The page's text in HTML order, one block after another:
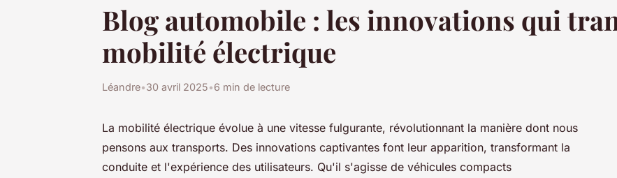
Blog automobile : les innovations qui
mobilité électrique
Léandre•30 avril 2025•6 min de lecture
La mobilité électrique évolue à une vitesse fulgurante, révolutionnant la manière dont nous
pensons aux transports. Des innovations captivantes font leur apparition, transformant la
conduite et l'expérience des utilisateurs. Qu'il s'agisse de véhicules compacts